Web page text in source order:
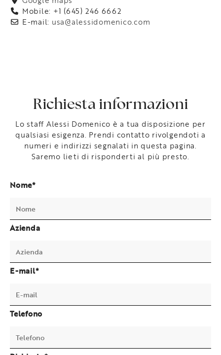
Mobile: +1 (645) 246 6662
E-mail: usa@alessidomenico.com
Richiesta informazioni
Lo staff Alessi Domenico è a tua disposizione per
qualsiasi esigenza. Prendi contatto rivolgendoti a
numeri e indirizzi segnalati in questa pagina.
Saremo lieti di risponderti al più presto.
Nome*
Azienda
E-mail*
Telefono